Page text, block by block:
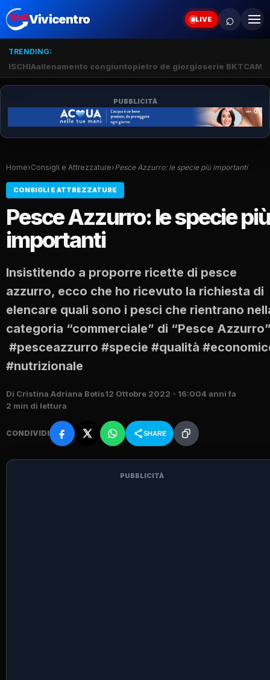
Vivicentro LIVE ⌕
TRENDING:
ISCHIAallenamento congiuntopietro de giorgioserie BKT
PUBBLICITÀ
Home›Consigli e Attrezzature›Pesce Azzurro: le specie più importanti
CONSIGLI E ATTREZZATURE
Pesce Azzurro: le specie più
importanti
Insistitendo a proporre ricette di pesce
azzurro, ecco che ho ricevuto la richiesta di
elencare quali sono i pesci che rientrano
categoria “commerciale” di “Pesce
#pesceazzurro #specie #qualità
#nutrizionale
Di Cristina Adriana Botis12 Ottobre 2022 - 16:004 anni fa
2 min di lettura
CONDIVIDI SHARE
PUBBLICITÀ